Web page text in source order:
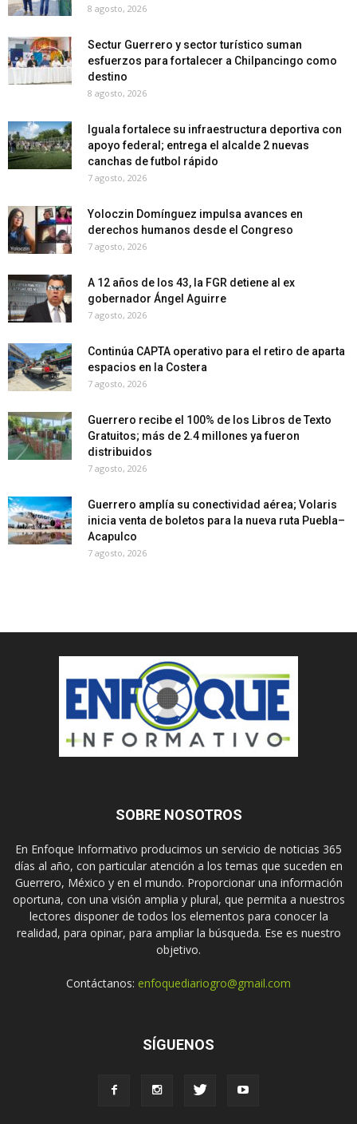
8 agosto, 2026
Sectur Guerrero y sector turístico suman
esfuerzos para fortalecer a Chilpancingo como
destino
8 agosto, 2026
Iguala fortalece su infraestructura deportiva con
apoyo federal; entrega el alcalde 2 nuevas
canchas de futbol rápido
7 agosto, 2026
Yoloczin Domínguez impulsa avances en
derechos humanos desde el Congreso
7 agosto, 2026
A 12 años de los 43, la FGR detiene al ex
gobernador Ángel Aguirre
7 agosto, 2026
Continúa CAPTA operativo para el retiro de aparta
espacios en la Costera
7 agosto, 2026
Guerrero recibe el 100% de los Libros de Texto
Gratuitos; más de 2.4 millones ya fueron
distribuidos
7 agosto, 2026
Guerrero amplía su conectividad aérea; Volaris
inicia venta de boletos para la nueva ruta Puebla–
Acapulco
7 agosto, 2026
SOBRE NOSOTROS
En Enfoque Informativo producimos un servicio de noticias 365
días al año, con particular atención a los temas que suceden en
Guerrero, México y en el mundo. Proporcionar una información
oportuna, con una visión amplia y plural, que permita a nuestros
lectores disponer de todos los elementos para conocer la
realidad, para opinar, para ampliar la búsqueda. Ese es nuestro
objetivo.
Contáctanos: enfoquediariogro@gmail.com
SÍGUENOS